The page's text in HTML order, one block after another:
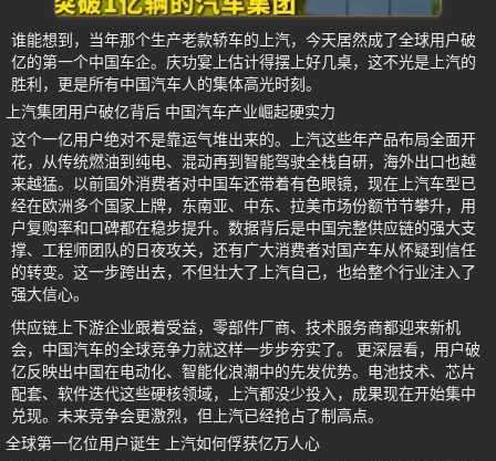
谁能想到，当年那个生产老款轿车的上汽，今天居然成了全球用户破
亿的第一个中国车企。庆功宴上估计得摆上好几桌，这不光是上汽的
胜利，更是所有中国汽车人的集体高光时刻。
上汽集团用户破亿背后 中国汽车产业崛起硬实力
这个一亿用户绝对不是靠运气堆出来的。上汽这些年产品布局全面开
花，从传统燃油到纯电、混动再到智能驾驶全栈自研，海外出口也越
来越猛。以前国外消费者对中国车还带着有色眼镜，现在上汽车型已
经在欧洲多个国家上牌，东南亚、中东、拉美市场份额节节攀升，用
户复购率和口碑都在稳步提升。数据背后是中国完整供应链的强大支
撑、工程师团队的日夜攻关，还有广大消费者对国产车从怀疑到信任
的转变。这一步跨出去，不但壮大了上汽自己，也给整个行业注入了
强大信心。
供应链上下游企业跟着受益，零部件厂商、技术服务商都迎来新机
会，中国汽车的全球竞争力就这样一步步夯实了。 更深层看，用户破
亿反映出中国在电动化、智能化浪潮中的先发优势。电池技术、芯片
配套、软件迭代这些硬核领域，上汽都没少投入，成果现在开始集中
兑现。未来竞争会更激烈，但上汽已经抢占了制高点。
全球第一亿位用户诞生 上汽如何俘获亿万人心